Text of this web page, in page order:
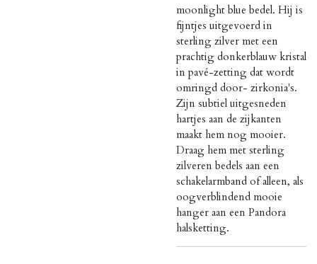
moonlight blue bedel. Hij is
fijntjes uitgevoerd in
sterling zilver met een
prachtig donkerblauw kristal
in pavé-zetting dat wordt
omringd door- zirkonia's.
Zijn subtiel uitgesneden
hartjes aan de zijkanten
maakt hem nog mooier.
Draag hem met sterling
zilveren bedels aan een
schakelarmband of alleen, als
oogverblindend mooie
hanger aan een Pandora
halsketting.